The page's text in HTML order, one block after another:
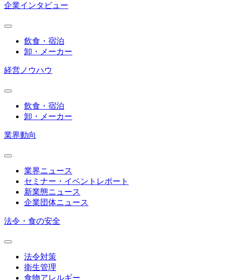
企業インタビュー
飲食・宿泊
卸・メーカー
経営ノウハウ
飲食・宿泊
卸・メーカー
業界動向
業界ニュース
セミナー・イベントレポート
新業態ニュース
企業団体ニュース
法令・食の安全
法令対策
衛生管理
食物アレルギー